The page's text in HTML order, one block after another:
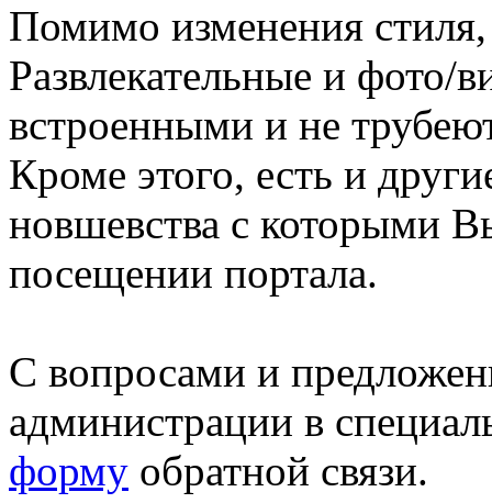
Помимо изменения
Развлекательные и фото/
встроенными и не
Кроме этого, есть и
новшевства с которыми
посещении портала.
С вопросами и
администрации в
форму обратной связи.